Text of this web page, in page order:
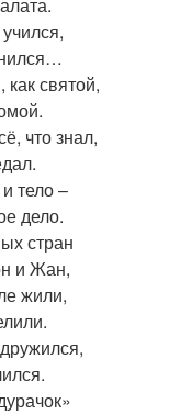
святой,
что знал,
тело –
дело.
стран
и Жан,
жили,